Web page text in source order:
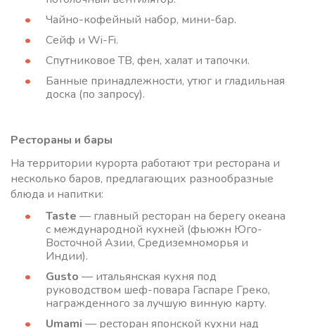
Чайно-кофейный набор, мини-бар.
Сейф и Wi-Fi.
Спутниковое ТВ, фен, халат и тапочки.
Банные принадлежности, утюг и гладильная
доска (по запросу).
Рестораны и бары
На территории курорта работают три ресторана и
несколько баров, предлагающих разнообразные
блюда и напитки:
Taste — главный ресторан на берегу океана
с международной кухней (фьюжн Юго-
Восточной Азии, Средиземноморья и
Индии).
Gusto — итальянская кухня под
руководством шеф-повара Гаспаре Греко,
награжденного за лучшую винную карту.
Umami — ресторан японской кухни над